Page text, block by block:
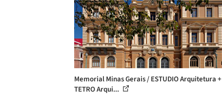
Memorial Minas Gerais / ESTUDIO Arquitetura +
TETRO Arqui...